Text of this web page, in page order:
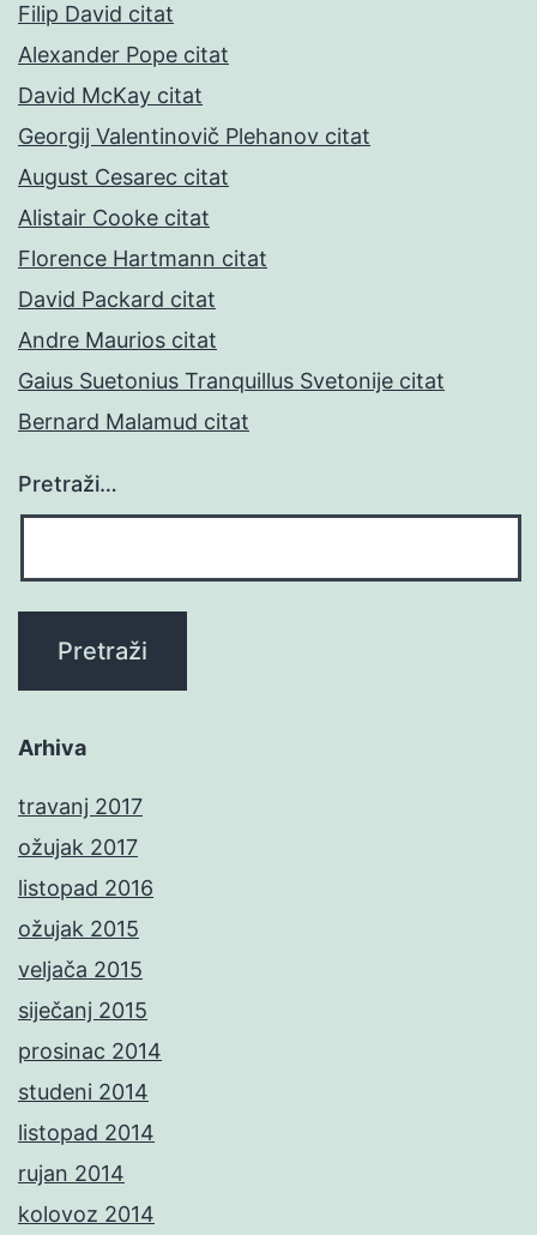
Filip David citat
Alexander Pope citat
David McKay citat
Georgij Valentinovič Plehanov citat
August Cesarec citat
Alistair Cooke citat
Florence Hartmann citat
David Packard citat
Andre Maurios citat
Gaius Suetonius Tranquillus Svetonije citat
Bernard Malamud citat
Pretraži…
Arhiva
travanj 2017
ožujak 2017
listopad 2016
ožujak 2015
veljača 2015
siječanj 2015
prosinac 2014
studeni 2014
listopad 2014
rujan 2014
kolovoz 2014